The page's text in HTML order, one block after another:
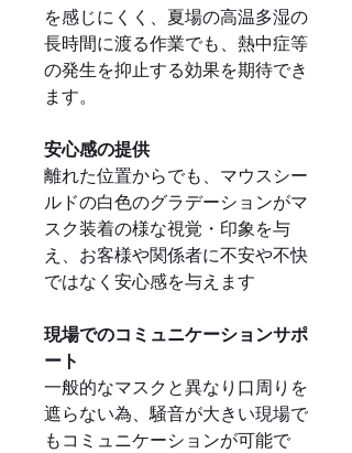
を感じにくく、夏場の高温多湿の
長時間に渡る作業でも、熱中症等
の発生を抑止する効果を期待でき
ます。
安心感の提供
離れた位置からでも、マウスシー
ルドの白色のグラデーションがマ
スク装着の様な視覚・印象を与
え、お客様や関係者に不安や不快
ではなく安心感を与えます
現場でのコミュニケーションサポ
ート
一般的なマスクと異なり口周りを
遮らない為、騒音が大きい現場で
もコミュニケーションが可能で